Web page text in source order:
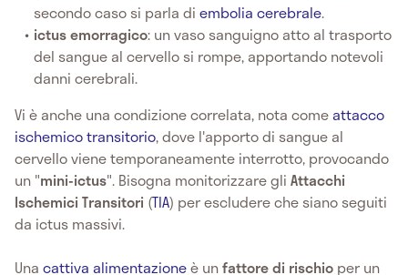
secondo caso si parla diembolia cerebrale.
ictus emorragico: un vaso sanguigno atto al trasporto
del sangue al cervello si rompe, apportando notevoli
danni cerebrali.
Vi è anche una condizione correlata, nota comeattacco
ischemico transitorio, dove l'apporto di sangue al
cervello viene temporaneamente interrotto, provocando
un "mini-ictus". Bisogna monitorizzare gli Attacchi
Ischemici Transitori (TIA) per escludere che siano seguiti
da ictus massivi.
Una cattiva alimentazioneè unfattore di rischio per un